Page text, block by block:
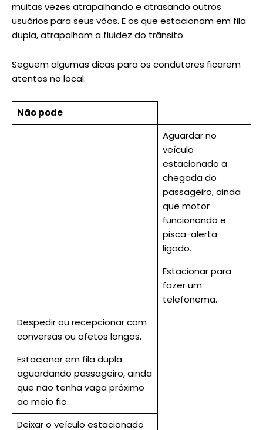
muitas vezes atrapalhando e atrasando outros
usuários para seus vôos. E os que estacionam em fila
dupla, atrapalham a fluidez do trânsito.
Seguem algumas dicas para os condutores ficarem
atentos no local:
Não pode
Aguardar no
veículo
estacionado a
chegada do
passageiro, ainda
que motor
funcionando e
pisca-alerta
ligado.
Estacionar para
fazer um
telefonema.
Despedir ou recepcionar com
conversas ou afetos longos.
Estacionar em fila dupla
aguardando passageiro, ainda
que não tenha vaga próximo
ao meio fio.
Deixar o veículo estacionado